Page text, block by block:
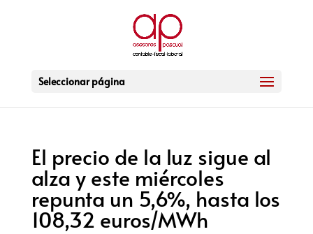
Seleccionar página
El precio de la luz sigue al
alza y este miércoles
repunta un 5,6%, hasta los
108,32 euros/MWh